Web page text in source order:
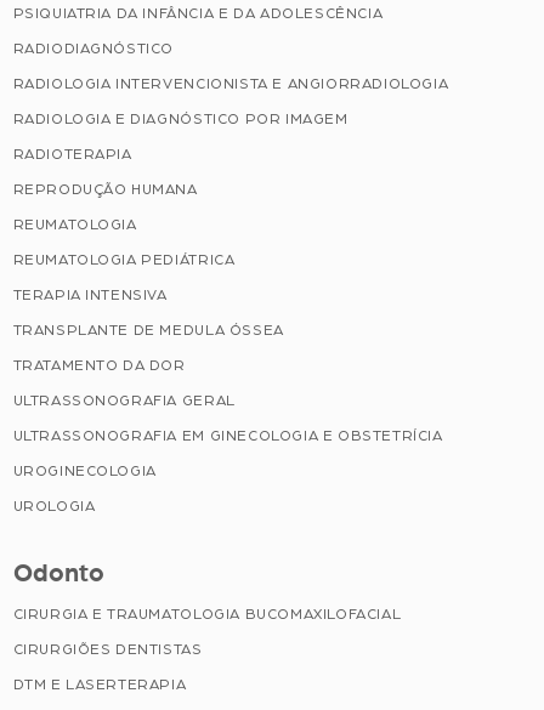
PSIQUIATRIA DA INFÂNCIA E DA ADOLESCÊNCIA
RADIODIAGNÓSTICO
RADIOLOGIA INTERVENCIONISTA E ANGIORRADIOLOGIA
RADIOLOGIA E DIAGNÓSTICO POR IMAGEM
RADIOTERAPIA
REPRODUÇÃO HUMANA
REUMATOLOGIA
REUMATOLOGIA PEDIÁTRICA
TERAPIA INTENSIVA
TRANSPLANTE DE MEDULA ÓSSEA
TRATAMENTO DA DOR
ULTRASSONOGRAFIA GERAL
ULTRASSONOGRAFIA EM GINECOLOGIA E OBSTETRÍCIA
UROGINECOLOGIA
UROLOGIA
Odonto
CIRURGIA E TRAUMATOLOGIA BUCOMAXILOFACIAL
CIRURGIÕES DENTISTAS
DTM E LASERTERAPIA